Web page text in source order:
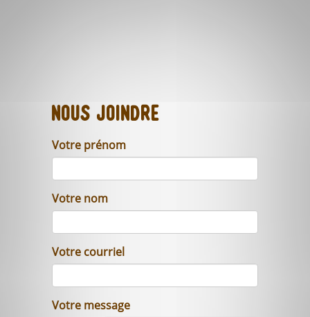
Nous joindre
Votre prénom
Votre nom
Votre courriel
Votre message